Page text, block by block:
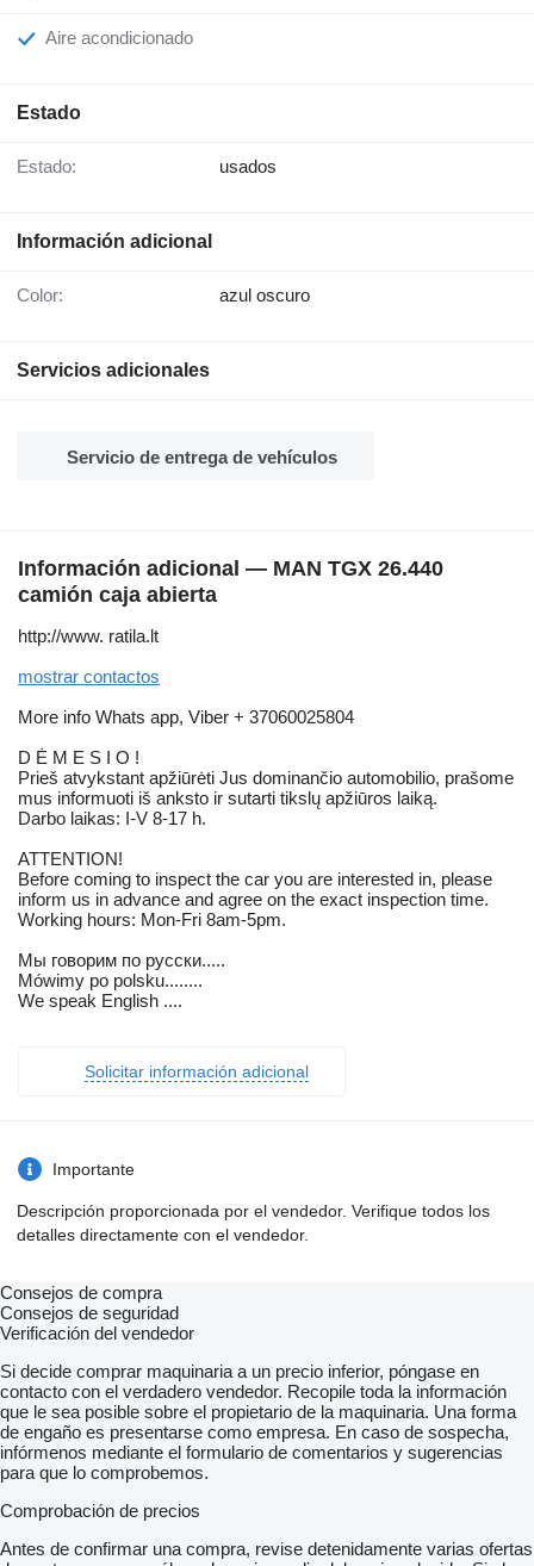
Aire acondicionado
Estado
Estado: usados
Información adicional
Color: azul oscuro
Servicios adicionales
Servicio de entrega de vehículos
Información adicional — MAN TGX 26.440
camión caja abierta
http://www. ratila.lt
mostrar contactos
More info Whats app, Viber + 37060025804
D Ė M E S I O !
Prieš atvykstant apžiūrėti Jus dominančio automobilio, prašome
mus informuoti iš anksto ir sutarti tikslų apžiūros laiką.
Darbo laikas: I-V 8-17 h.
ATTENTION!
Before coming to inspect the car you are interested in, please
inform us in advance and agree on the exact inspection time.
Working hours: Mon-Fri 8am-5pm.
Мы говорим по русски.....
Mówimy po polsku........
We speak English ....
Solicitar información adicional
Importante
Descripción proporcionada por el vendedor. Verifique todos los
detalles directamente con el vendedor.
Consejos de compra
Consejos de seguridad
Verificación del vendedor
Si decide comprar maquinaria a un precio inferior, póngase en
contacto con el verdadero vendedor. Recopile toda la información
que le sea posible sobre el propietario de la maquinaria. Una forma
de engaño es presentarse como empresa. En caso de sospecha,
infórmenos mediante el formulario de comentarios y sugerencias
para que lo comprobemos.
Comprobación de precios
Antes de confirmar una compra, revise detenidamente varias ofertas